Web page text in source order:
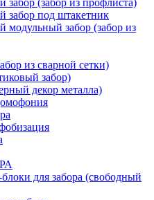
(забор из профлиста)
забор под штакетник
забор (забор из
из сварной сетки)
забор)
декор металла)
для забора (свободный